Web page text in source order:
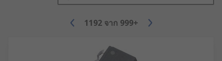
vending machines or larger industrial equipment.
1192 จาก 999+